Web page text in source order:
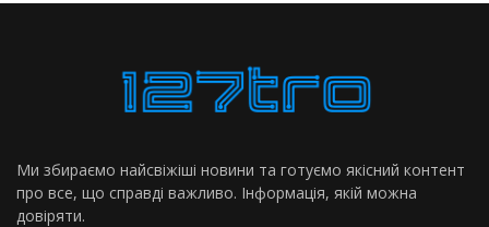
Ми збираємо найсвіжіші новини та готуємо якісний контент
про все, що справді важливо. Інформація, якій можна
довіряти.